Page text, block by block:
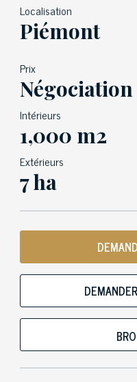
Localisation
Piémont
Prix
Intérieurs
1,000 m2
Extérieurs
7 ha